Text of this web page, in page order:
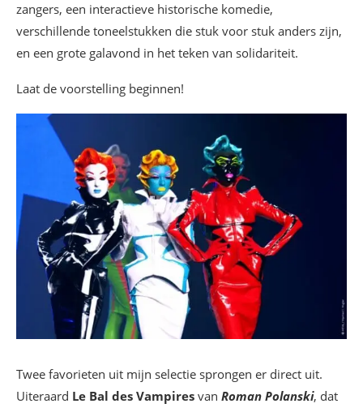
zangers, een interactieve historische komedie,
verschillende toneelstukken die stuk voor stuk anders zijn,
en een grote galavond in het teken van solidariteit.
Laat de voorstelling beginnen!
Twee favorieten uit mijn selectie sprongen er direct uit.
Uiteraard Le Bal des Vampires van Roman Polanski, dat